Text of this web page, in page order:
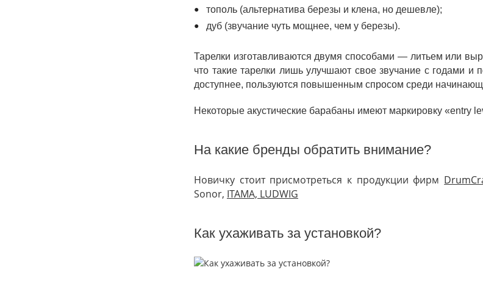
красное дерево (подчеркивает средние и нижние тона,
тополь (альтернатива березы и клена, но дешевле);
Тарелки изготавливаются двумя способами — литьем или
что такие тарелки лишь улучшают свое звучание с годами и
Новичку стоит присмотреться к продукции фирм